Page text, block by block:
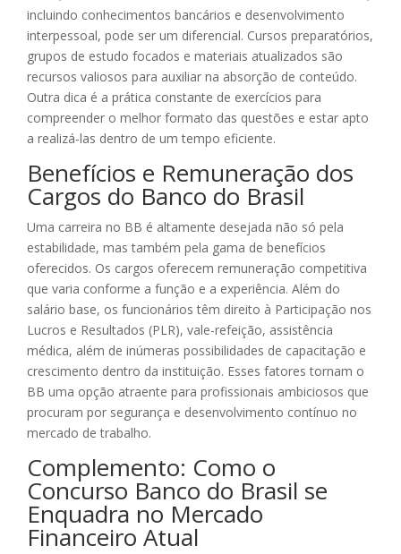
incluindo conhecimentos bancários e desenvolvimento
interpessoal, pode ser um diferencial. Cursos preparatórios,
grupos de estudo focados e materiais atualizados são
recursos valiosos para auxiliar na absorção de conteúdo.
Outra dica é a prática constante de exercícios para
compreender o melhor formato das questões e estar apto
a realizá-las dentro de um tempo eficiente.
Benefícios e Remuneração dos
Cargos do Banco do Brasil
Uma carreira no BB é altamente desejada não só pela
estabilidade, mas também pela gama de benefícios
oferecidos. Os cargos oferecem remuneração competitiva
que varia conforme a função e a experiência. Além do
salário base, os funcionários têm direito à Participação nos
Lucros e Resultados (PLR), vale-refeição, assistência
médica, além de inúmeras possibilidades de capacitação e
crescimento dentro da instituição. Esses fatores tornam o
BB uma opção atraente para profissionais ambiciosos que
procuram por segurança e desenvolvimento contínuo no
mercado de trabalho.
Complemento: Como o
Concurso Banco do Brasil se
Enquadra no Mercado
Financeiro Atual